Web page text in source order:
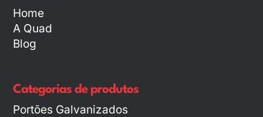
Home
A Quad
Blog
Categorias de produtos
Portões Galvanizados